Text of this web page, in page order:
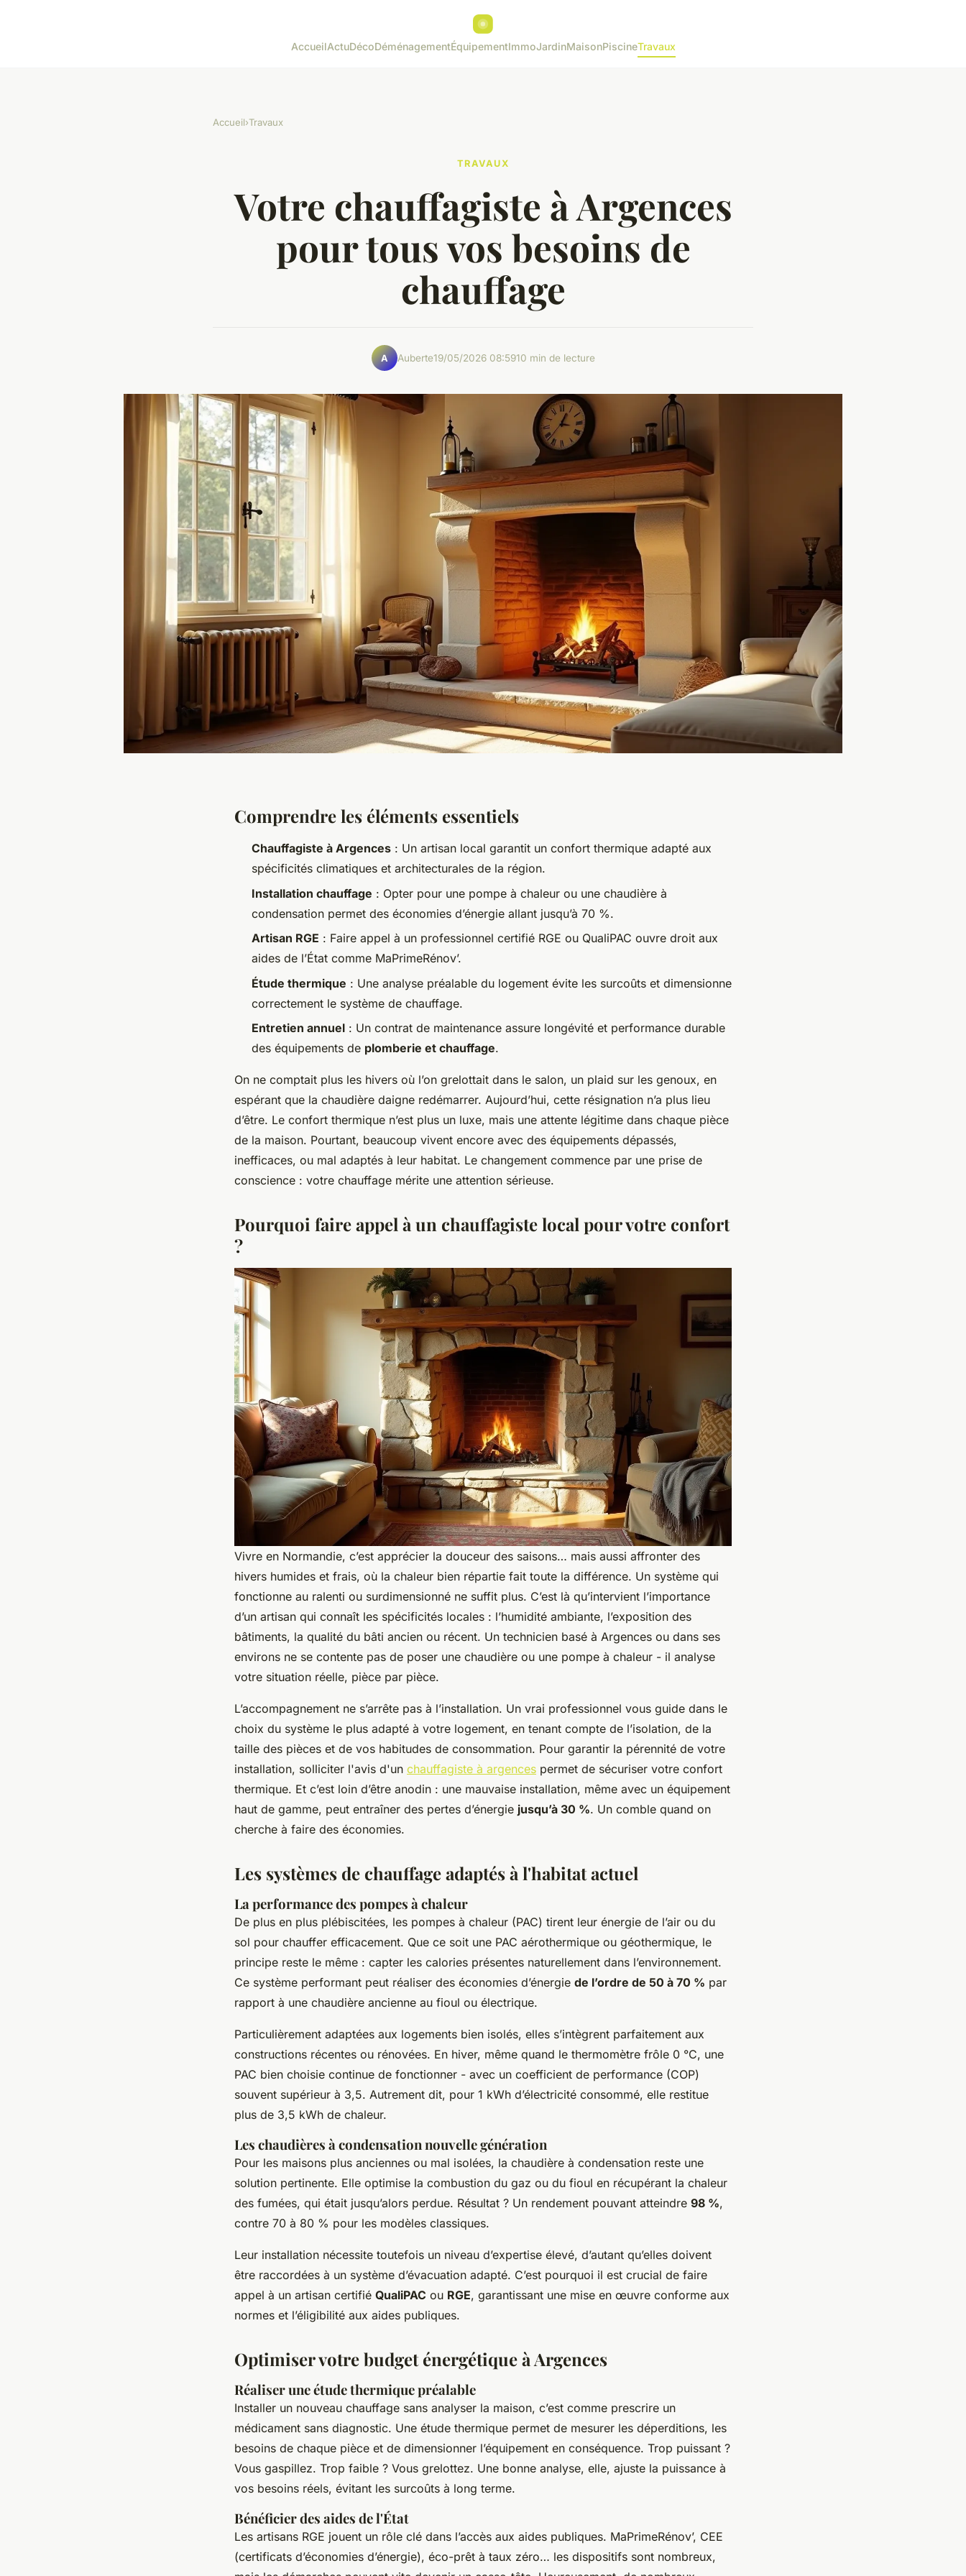
AccueilActuDécoDéménagementÉquipementImmoJardinMaisonPiscineTravaux
Accueil›Travaux
TRAVAUX
Votre chauffagiste à Argences
pour tous vos besoins de
chauffage
A Auberte19/05/2026 08:5910 min de lecture
Comprendre les éléments essentiels
Chauffagiste à Argences : Un artisan local garantit un confort thermique adapté aux
spécificités climatiques et architecturales de la région.
Installation chauffage : Opter pour une pompe à chaleur ou une chaudière à
condensation permet des économies d’énergie allant jusqu’à 70 %.
Artisan RGE : Faire appel à un professionnel certifié RGE ou QualiPAC ouvre droit aux
aides de l’État comme MaPrimeRénov’.
Étude thermique : Une analyse préalable du logement évite les surcoûts et dimensionne
correctement le système de chauffage.
Entretien annuel : Un contrat de maintenance assure longévité et performance durable
des équipements de plomberie et chauffage.
On ne comptait plus les hivers où l’on grelottait dans le salon, un plaid sur les genoux, en
espérant que la chaudière daigne redémarrer. Aujourd’hui, cette résignation n’a plus lieu
d’être. Le confort thermique n’est plus un luxe, mais une attente légitime dans chaque pièce
de la maison. Pourtant, beaucoup vivent encore avec des équipements dépassés,
inefficaces, ou mal adaptés à leur habitat. Le changement commence par une prise de
conscience : votre chauffage mérite une attention sérieuse.
Pourquoi faire appel à un chauffagiste local pour votre confort
?
Vivre en Normandie, c’est apprécier la douceur des saisons… mais aussi affronter des
hivers humides et frais, où la chaleur bien répartie fait toute la différence. Un système qui
fonctionne au ralenti ou surdimensionné ne suffit plus. C’est là qu’intervient l’importance
d’un artisan qui connaît les spécificités locales : l’humidité ambiante, l’exposition des
bâtiments, la qualité du bâti ancien ou récent. Un technicien basé à Argences ou dans ses
environs ne se contente pas de poser une chaudière ou une pompe à chaleur - il analyse
votre situation réelle, pièce par pièce.
L’accompagnement ne s’arrête pas à l’installation. Un vrai professionnel vous guide dans le
choix du système le plus adapté à votre logement, en tenant compte de l’isolation, de la
taille des pièces et de vos habitudes de consommation. Pour garantir la pérennité de votre
installation, solliciter l'avis d'un chauffagiste à argences permet de sécuriser votre confort
thermique. Et c’est loin d’être anodin : une mauvaise installation, même avec un équipement
haut de gamme, peut entraîner des pertes d’énergie jusqu’à 30 %. Un comble quand on
cherche à faire des économies.
Les systèmes de chauffage adaptés à l'habitat actuel
La performance des pompes à chaleur
De plus en plus plébiscitées, les pompes à chaleur (PAC) tirent leur énergie de l’air ou du
sol pour chauffer efficacement. Que ce soit une PAC aérothermique ou géothermique, le
principe reste le même : capter les calories présentes naturellement dans l’environnement.
Ce système performant peut réaliser des économies d’énergie de l’ordre de 50 à 70 % par
rapport à une chaudière ancienne au fioul ou électrique.
Particulièrement adaptées aux logements bien isolés, elles s’intègrent parfaitement aux
constructions récentes ou rénovées. En hiver, même quand le thermomètre frôle 0 °C, une
PAC bien choisie continue de fonctionner - avec un coefficient de performance (COP)
souvent supérieur à 3,5. Autrement dit, pour 1 kWh d’électricité consommé, elle restitue
plus de 3,5 kWh de chaleur.
Les chaudières à condensation nouvelle génération
Pour les maisons plus anciennes ou mal isolées, la chaudière à condensation reste une
solution pertinente. Elle optimise la combustion du gaz ou du fioul en récupérant la chaleur
des fumées, qui était jusqu’alors perdue. Résultat ? Un rendement pouvant atteindre 98 %,
contre 70 à 80 % pour les modèles classiques.
Leur installation nécessite toutefois un niveau d’expertise élevé, d’autant qu’elles doivent
être raccordées à un système d’évacuation adapté. C’est pourquoi il est crucial de faire
appel à un artisan certifié QualiPAC ou RGE, garantissant une mise en œuvre conforme aux
normes et l’éligibilité aux aides publiques.
Optimiser votre budget énergétique à Argences
Réaliser une étude thermique préalable
Installer un nouveau chauffage sans analyser la maison, c’est comme prescrire un
médicament sans diagnostic. Une étude thermique permet de mesurer les déperditions, les
besoins de chaque pièce et de dimensionner l’équipement en conséquence. Trop puissant ?
Vous gaspillez. Trop faible ? Vous grelottez. Une bonne analyse, elle, ajuste la puissance à
vos besoins réels, évitant les surcoûts à long terme.
Bénéficier des aides de l'État
Les artisans RGE jouent un rôle clé dans l’accès aux aides publiques. MaPrimeRénov’, CEE
(certificats d’économies d’énergie), éco-prêt à taux zéro… les dispositifs sont nombreux,